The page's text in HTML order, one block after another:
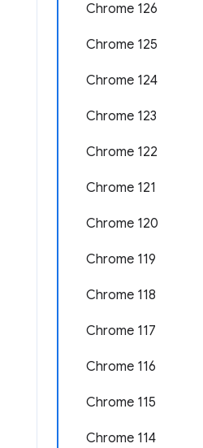
Chrome 126
Chrome 125
Chrome 124
Chrome 123
Chrome 122
Chrome 121
Chrome 120
Chrome 119
Chrome 118
Chrome 117
Chrome 116
Chrome 115
Chrome 114